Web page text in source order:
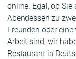
online. Egal, ob Sie
Abendessen zu
Freunden oder
Arbeit sind, wir
Restaurant in